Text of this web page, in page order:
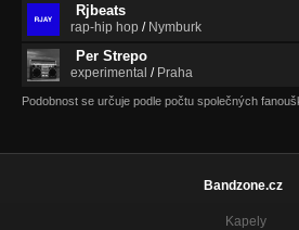
Rjbeats
rap-hip hop / Nymburk
Per Strepo
experimental / Praha
Podobnost se určuje podle počtu společných
Bandzone.cz
Kapely